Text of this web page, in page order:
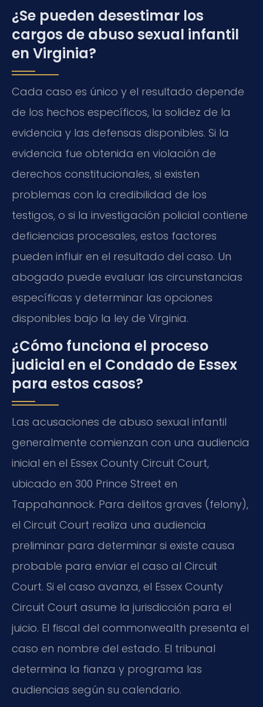
¿Se pueden desestimar los
cargos de abuso sexual infantil
en Virginia?
Cada caso es único y el resultado depende
de los hechos específicos, la solidez de la
evidencia y las defensas disponibles. Si la
evidencia fue obtenida en violación de
derechos constitucionales, si existen
problemas con la credibilidad de los
testigos, o si la investigación policial contiene
deficiencias procesales, estos factores
pueden influir en el resultado del caso. Un
abogado puede evaluar las circunstancias
específicas y determinar las opciones
disponibles bajo la ley de Virginia.
¿Cómo funciona el proceso
judicial en el Condado de Essex
para estos casos?
Las acusaciones de abuso sexual infantil
generalmente comienzan con una audiencia
inicial en el Essex County Circuit Court,
ubicado en 300 Prince Street en
Tappahannock. Para delitos graves (felony),
el Circuit Court realiza una audiencia
preliminar para determinar si existe causa
probable para enviar el caso al Circuit
Court. Si el caso avanza, el Essex County
Circuit Court asume la jurisdicción para el
juicio. El fiscal del commonwealth presenta el
caso en nombre del estado. El tribunal
determina la fianza y programa las
audiencias según su calendario.